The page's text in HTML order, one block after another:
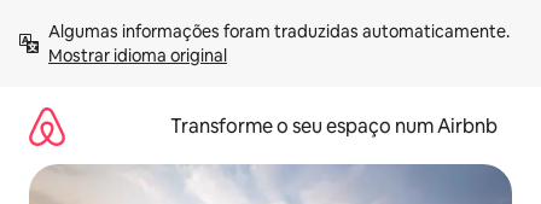
para
Mostrar idioma original
Transforme o seu espaço num Airbnb